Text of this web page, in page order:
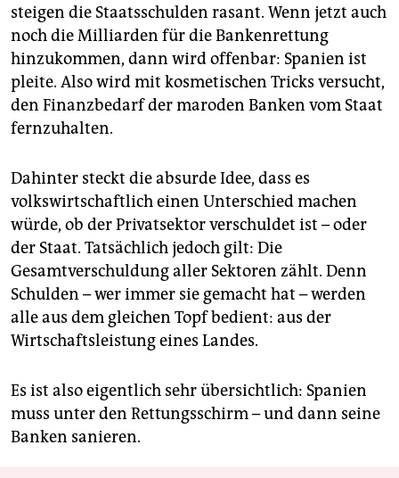
steigen die Staatsschulden rasant. Wenn jetzt auch
noch die Milliarden für die Bankenrettung
hinzukommen, dann wird offenbar: Spanien ist
pleite. Also wird mit kosmetischen Tricks versucht,
den Finanzbedarf der maroden Banken vom Staat
fernzuhalten.
Dahinter steckt die absurde Idee, dass es
volkswirtschaftlich einen Unterschied machen
würde, ob der Privatsektor verschuldet ist – oder
der Staat. Tatsächlich jedoch gilt: Die
Gesamtverschuldung aller Sektoren zählt. Denn
Schulden – wer immer sie gemacht hat – werden
alle aus dem gleichen Topf bedient: aus der
Wirtschaftsleistung eines Landes.
Es ist also eigentlich sehr übersichtlich: Spanien
muss unter den Rettungsschirm – und dann seine
Banken sanieren.